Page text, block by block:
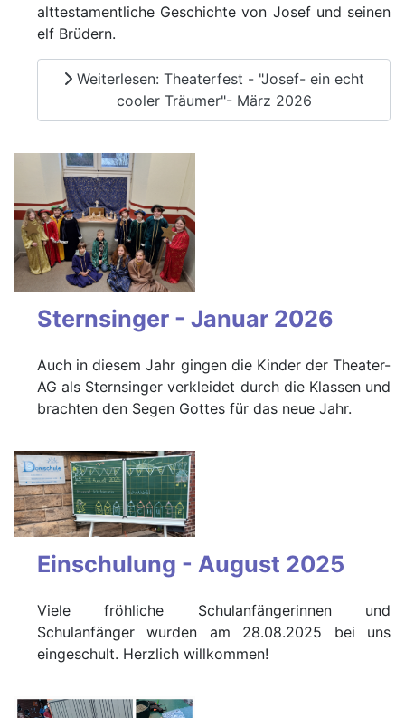
alttestamentliche Geschichte von Josef und seinen
elf Brüdern.
Weiterlesen: Theaterfest - "Josef- ein echt
cooler Träumer"- März 2026
Sternsinger - Januar 2026
Auch in diesem Jahr gingen die Kinder der Theater-
AG als Sternsinger verkleidet durch die Klassen und
brachten den Segen Gottes für das neue Jahr.
Einschulung - August 2025
Viele fröhliche Schulanfängerinnen und
Schulanfänger wurden am 28.08.2025 bei uns
eingeschult. Herzlich willkommen!